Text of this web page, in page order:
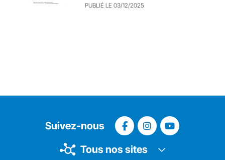
PUBLIÉ LE 03/12/2025
Suivez-nous
Tous nos sites